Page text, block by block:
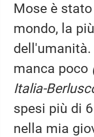
Mose è
mondo, la
dell'umanità.
manca poco
Italia-
spesi più di
nella mia